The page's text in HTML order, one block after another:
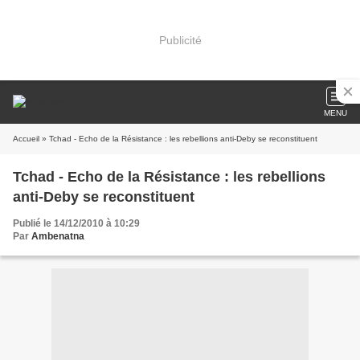
Publicité
MENU
Accueil » Tchad - Echo de la Résistance : les rebellions anti-Deby se reconstituent
Tchad - Echo de la Résistance : les rebellions
anti-Deby se reconstituent
Publié le 14/12/2010 à 10:29
Par Ambenatna